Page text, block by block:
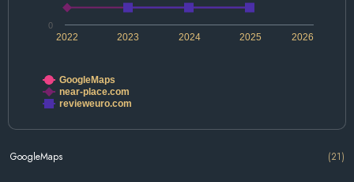
2022 2024 2026
2023 2025
0
GoogleMaps
near-place.com
revieweuro.com
GoogleMaps (21)